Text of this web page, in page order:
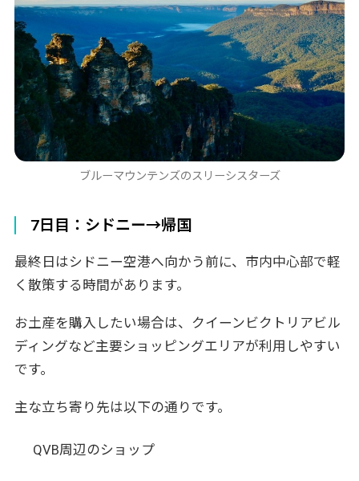
ブルーマウンテンズのスリーシスターズ
7日目：シドニー→帰国
最終日はシドニー空港へ向かう前に、市内中心部で軽
く散策する時間があります。
お土産を購入したい場合は、クイーンビクトリアビル
ディングなど主要ショッピングエリアが利用しやすい
です。
主な立ち寄り先は以下の通りです。
QVB周辺のショップ